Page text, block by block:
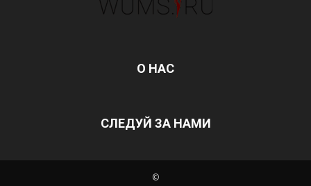
О НАС
СЛЕДУЙ ЗА НАМИ
©